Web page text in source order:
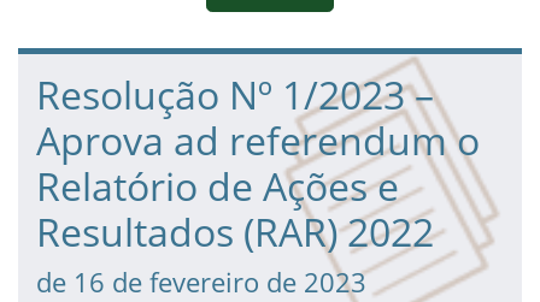
Fim da navegação
Início do conteúdo
Resolução Nº 1/2023 –
Aprova ad referendum o
Relatório de Ações e
Resultados (RAR) 2022
de 16 de fevereiro de 2023